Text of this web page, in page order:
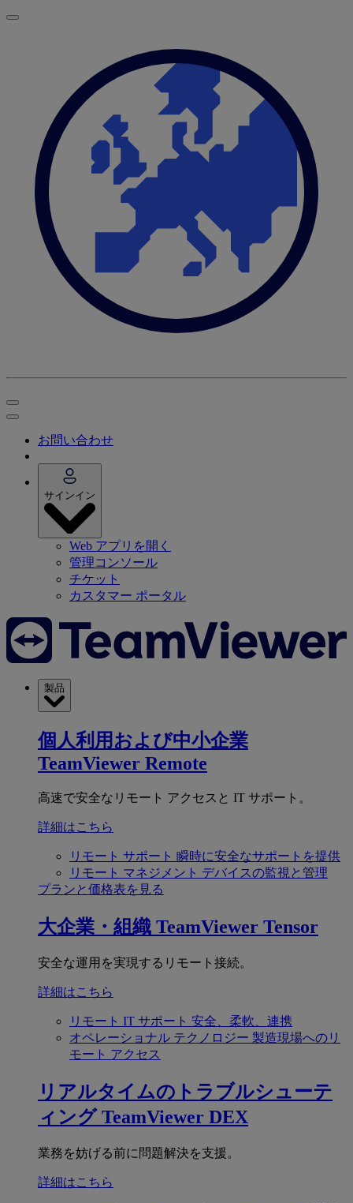
お問い合わせ
サインイン
Web アプリを開く
管理コンソール
チケット
カスタマー ポータル
製品
個人利用および中小企業
TeamViewer Remote
高速で安全なリモート アクセスと IT サポート。
詳細はこちら
リモート サポート 瞬時に安全なサポートを提供
リモート マネジメント デバイスの監視と管理
プランと価格表を見る
大企業・組織 TeamViewer Tensor
安全な運用を実現するリモート接続。
詳細はこちら
リモート IT サポート 安全、柔軟、連携
オペレーショナル テクノロジー 製造現場へのリ
モート アクセス
リアルタイムのトラブルシューテ
ィング TeamViewer DEX
業務を妨げる前に問題解決を支援。
詳細はこちら